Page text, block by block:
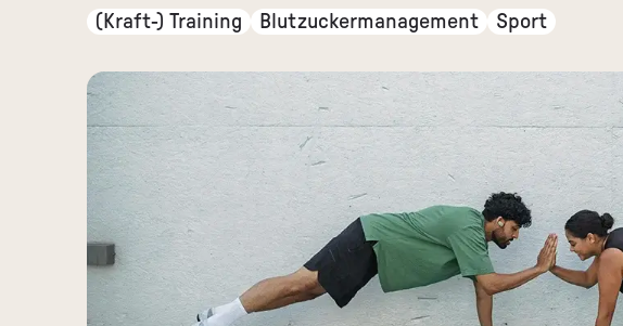
(Kraft-) Training Blutzuckermanagement Sport